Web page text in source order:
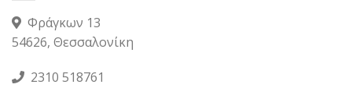
Φράγκων 13
54626, Θεσσαλονίκη
2310 518761